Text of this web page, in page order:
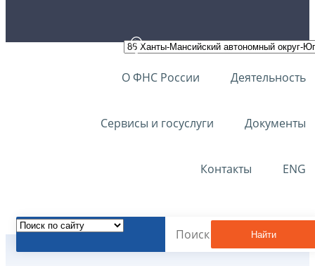
О ФНС России Деятельность
Сервисы и госуслуги Документы
Контакты ENG
Найти